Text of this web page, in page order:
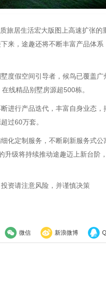
旅居生活宏大版图上高速扩张的
来，途趣还将不断丰富产品体系
度假空间引导者，候鸟已覆盖广
线精品别墅房源超500栋。
进行产品迭代，丰富自身业态，
过60万套。
化定制服务，不断刷新服务式公
升级将持续推动途趣迈上新台阶
资请注意风险，并谨慎决策
微信 新浪微博